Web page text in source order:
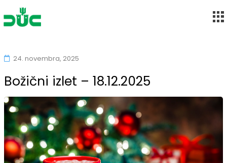
to
content
Društvo upokojencev Maribor-Center
24. novembra, 2025
Božični izlet – 18.12.2025